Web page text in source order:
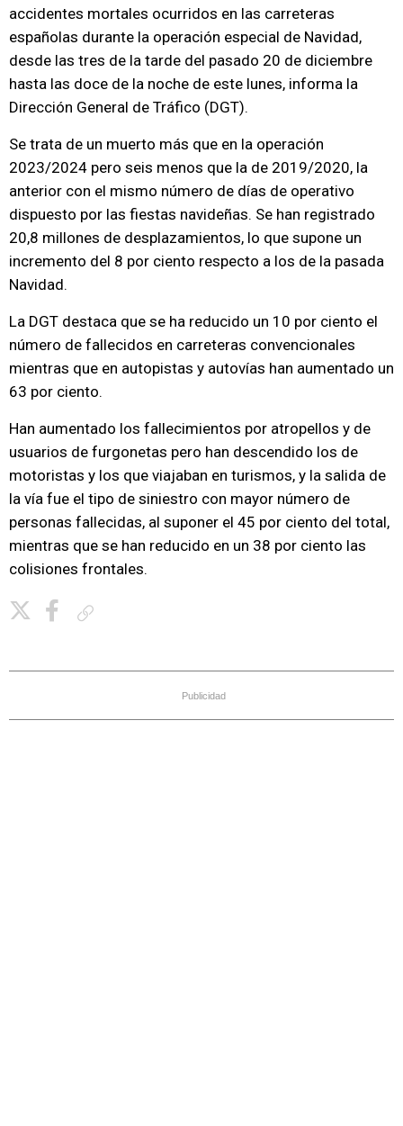
accidentes mortales ocurridos en las carreteras
españolas durante la operación especial de Navidad,
desde las tres de la tarde del pasado 20 de diciembre
hasta las doce de la noche de este lunes, informa la
Dirección General de Tráfico (DGT).
Se trata de un muerto más que en la operación
2023/2024 pero seis menos que la de 2019/2020, la
anterior con el mismo número de días de operativo
dispuesto por las fiestas navideñas. Se han registrado
20,8 millones de desplazamientos, lo que supone un
incremento del 8 por ciento respecto a los de la pasada
Navidad.
La DGT destaca que se ha reducido un 10 por ciento el
número de fallecidos en carreteras convencionales
mientras que en autopistas y autovías han aumentado un
63 por ciento.
Han aumentado los fallecimientos por atropellos y de
usuarios de furgonetas pero han descendido los de
motoristas y los que viajaban en turismos, y la salida de
la vía fue el tipo de siniestro con mayor número de
personas fallecidas, al suponer el 45 por ciento del total,
mientras que se han reducido en un 38 por ciento las
colisiones frontales.
Publicidad